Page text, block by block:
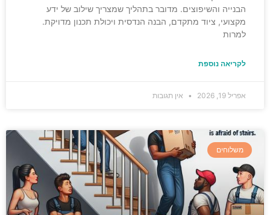
הבנייה והשיפוצים. מדובר בתהליך שמצריך שילוב של ידע
מקצועי, ציוד מתקדם, הבנה הנדסית ויכולת תכנון מדויקת.
למרות
לקריאה נוספת
אפריל 19, 2026 אין תגובות
משלוחים